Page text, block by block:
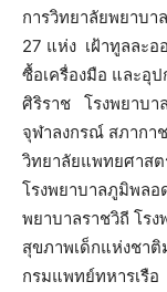
การวิทยาลัยพยาบ
27 แห่ง เฝ้าทูลละอ
ซื้อเครื่องมือ และอุ
ศิริราช โรงพยาบา
จุฬาลงกรณ์ สภากา
วิทยาลัยแพทยศาสต
โรงพยาบาลภูมิพล
พยาบาลราชวิถี โร
สุขภาพเด็กแห่งชา
กรมแพทย์ทหารเรื